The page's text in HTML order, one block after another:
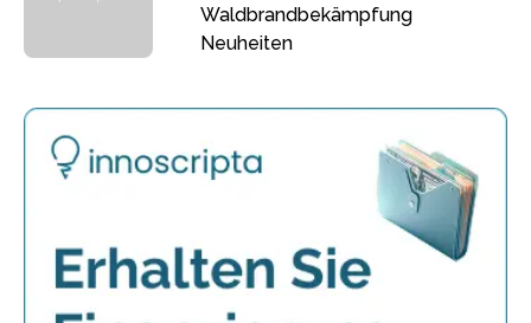
Waldbrandbekämpfung
Neuheiten